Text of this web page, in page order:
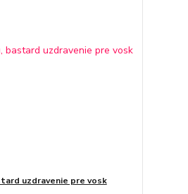
uzdravenie pre vosk